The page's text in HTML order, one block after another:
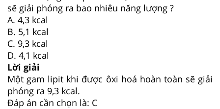
sẽ giải phóng ra bao nhiêu năng lượng ?
A. 4,3 kcal
B. 5,1 kcal
C. 9,3 kcal
D. 4,1 kcal
Lời giải
Một gam lipit khi được ôxi hoá hoàn toàn sẽ giải
phóng ra 9,3 kcal.
Đáp án cần chọn là: C